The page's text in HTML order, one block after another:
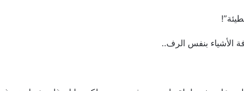
الأشياء بنفس الرف..